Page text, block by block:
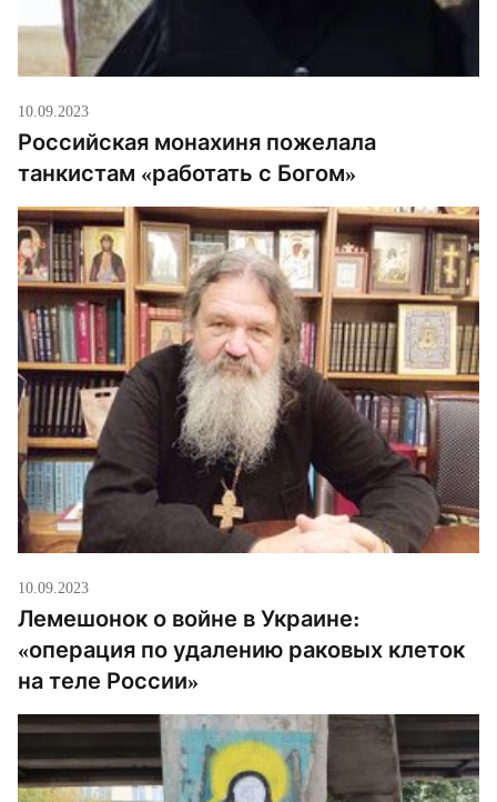
10.09.2023
Российская монахиня пожелала
танкистам «работать с Богом»
10.09.2023
Лемешонок о войне в Украине:
«операция по удалению раковых клеток
на теле России»